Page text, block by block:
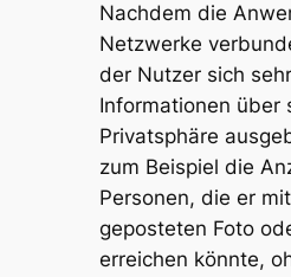
Nachdem die
Netzwerke
der Nutzer sich
Informationen über
Privatsphäre
zum Beispiel die
Personen, die er
geposteten Foto
erreichen könnte,